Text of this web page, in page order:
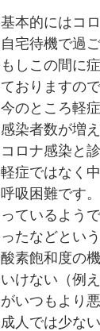
基本的にはコ
自宅待機で過
もしこの間に
ておりますの
今のところ軽
感染者数が増
コロナ感染と
軽症ではなく
呼吸困難です
っているよう
ったなどとい
酸素飽和度の
いけない（例
がいつもより
成人では少な